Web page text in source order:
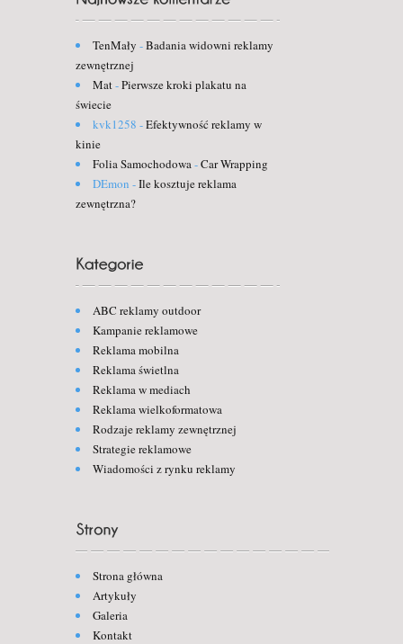
TenMały -Badania widowni reklamy
zewnętrznej
Mat-Pierwsze kroki plakatu na
świecie
kvk1258 -Efektywność reklamy w
kinie
Folia Samochodowa -Car Wrapping
DEmon -Ile kosztuje reklama
zewnętrzna?
ABC reklamy outdoor
Kampanie reklamowe
Reklama mobilna
Reklama świetlna
Reklama w mediach
Reklama wielkoformatowa
Rodzaje reklamy zewnętrznej
Strategie reklamowe
Wiadomości z rynku reklamy
Strona główna
Artykuły
Galeria
Kontakt